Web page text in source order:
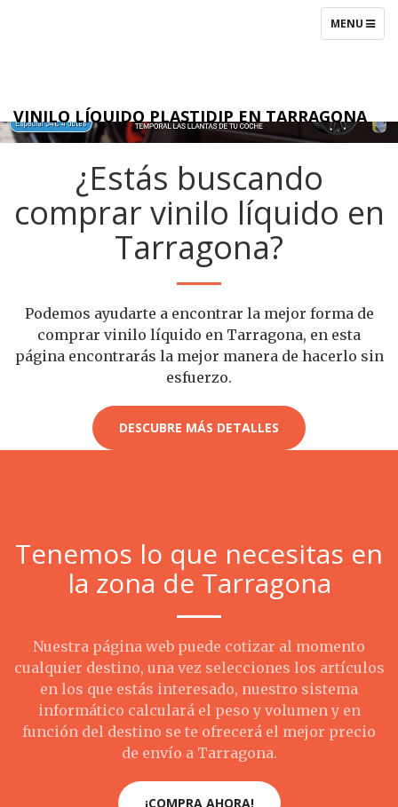
TOGGLE
MENU
VINILO LÍQUIDO PLASTIDIP EN TARRAGONA
¿Estás buscando
comprar vinilo líquido en
Tarragona?
Podemos ayudarte a encontrar la mejor forma de
comprar vinilo líquido en Tarragona, en esta
página encontrarás la mejor manera de hacerlo sin
esfuerzo.
DESCUBRE MÁS DETALLES
Tenemos lo que necesitas en
la zona de Tarragona
Nuestra página web puede cotizar al momento
cualquier destino, una vez selecciones los artículos
en los que estás interesado, nuestro sistema
informático calculará el peso y volumen y en
función del destino se te ofrecerá el mejor precio
de envío a Tarragona.
¡COMPRA AHORA!